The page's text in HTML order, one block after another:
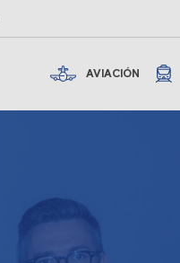
AVIACIÓN